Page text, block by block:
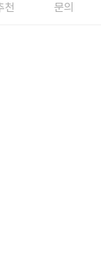
천 문의